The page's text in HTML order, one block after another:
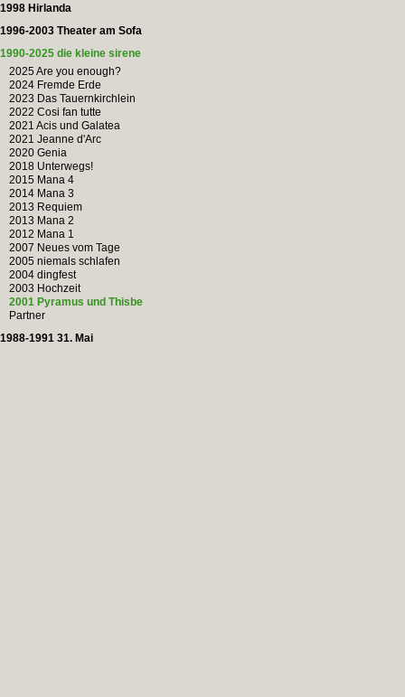
1998 Hirlanda
1996-2003 Theater am Sofa
1990-2025 die kleine sirene
2025 Are you enough?
2024 Fremde Erde
2023 Das Tauernkirchlein
2022 Cosi fan tutte
2021 Acis und Galatea
2021 Jeanne d'Arc
2020 Genia
2018 Unterwegs!
2015 Mana 4
2014 Mana 3
2013 Requiem
2013 Mana 2
2012 Mana 1
2007 Neues vom Tage
2005 niemals schlafen
2004 dingfest
2003 Hochzeit
2001 Pyramus und Thisbe
Partner
1988-1991 31. Mai